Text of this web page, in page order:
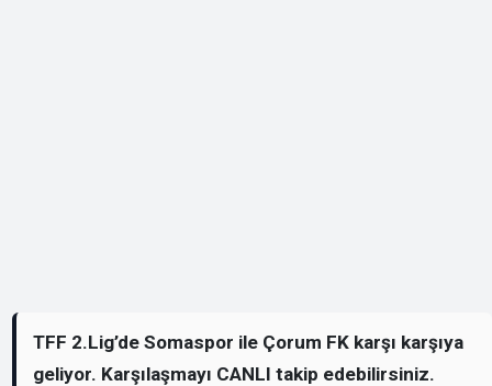
TFF 2.Lig’de Somaspor ile Çorum FK karşı karşıya
geliyor. Karşılaşmayı CANLI takip edebilirsiniz.